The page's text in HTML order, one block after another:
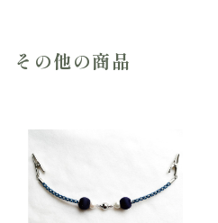
その他の商品